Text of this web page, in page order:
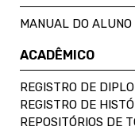
MANUAL DO ALUNO
ACADÊMICO
REGISTRO DE
REGISTRO DE
REPOSITÓRIOS DE